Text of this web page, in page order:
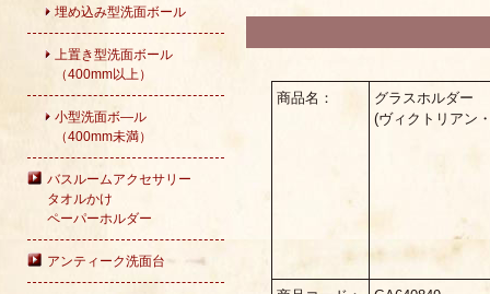
埋め込み型洗面ボール
上置き型洗面ボール
（400mm以上）
小型洗面ボ―ル
（400mm未満）
バスルームアクセサリー
タオルかけ
ペーパーホルダー
アンティーク洗面台
商品名：
グラスホルダー
(ヴィクトリアン